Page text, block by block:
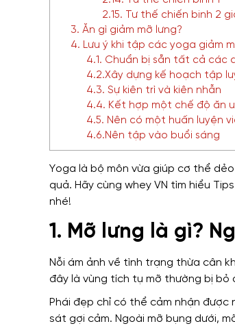
2.15. Tư thế chiến binh 2
3. Ăn gì giảm mỡ lưng?
4. Lưu ý khi tập các yoga giảm
4.1. Chuẩn bị sẵn tất cả các
4.2.Xây dựng kế hoạch tập
4.3. Sự kiên trì và kiên nhẫn
4.4. Kết hợp một chế độ ăn
4.5. Nên có một huấn luyện
4.6.Nên tập vào buổi sáng
Yoga là bộ môn vừa giúp cơ thể
quả. Hãy cùng whey VN tìm hiểu
nhé!
1. Mỡ lưng là gì?
Nỗi ám ảnh về tình trạng thừa cân
đây là vùng tích tụ mỡ thường bị bỏ
Phái đẹp chỉ có thể cảm nhận được
sát gợi cảm. Ngoài mỡ bụng dưới,